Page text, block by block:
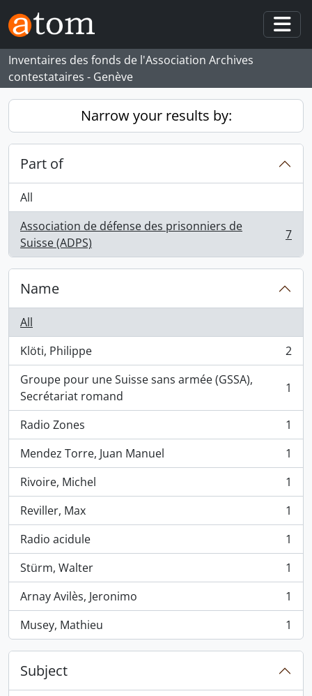
Skip to main content
Inventaires des fonds de l'Association Archives
contestataires - Genève
Narrow your results by:
Part of
All
Association de défense des prisonniers de
Suisse (ADPS)
, 7 results 7
Name
All
Klöti, Philippe
, 2 results
2
Groupe pour une Suisse sans armée (GSSA),
Secrétariat romand
, 1 results 1
Radio Zones
, 1 results
1
Mendez Torre, Juan Manuel
, 1 results
1
Rivoire, Michel
, 1 results
1
Reviller, Max
, 1 results
1
Radio acidule
, 1 results
1
Stürm, Walter
, 1 results
1
Arnay Avilès, Jeronimo
, 1 results
1
Musey, Mathieu
, 1 results 1
Subject